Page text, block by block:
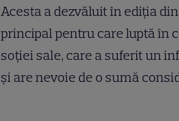
Acesta a dezvăluit în ediția
principal pentru care luptă în
soției sale, care a suferit un
și are nevoie de o sumă